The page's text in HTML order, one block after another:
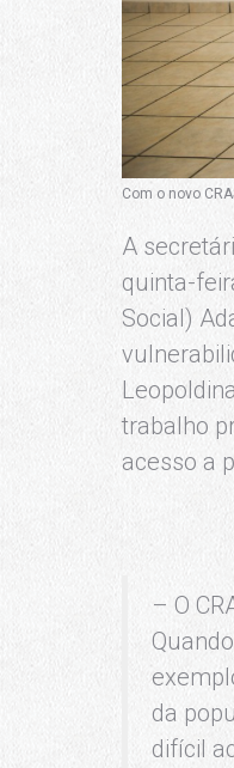
Com o novo
A
quinta-
Social)
trabalho
acesso a
– O
da
difícil